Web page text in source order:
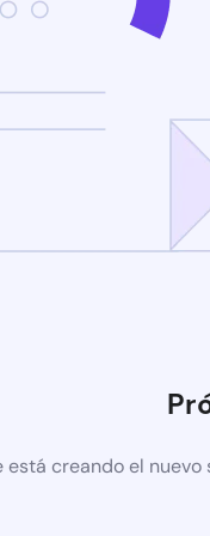
está creando el